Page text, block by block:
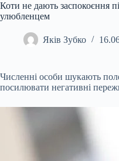
Коти не дають заспокоєння
улюбленцем
Яків Зубко
Численні особи шукають
посилювати негативні